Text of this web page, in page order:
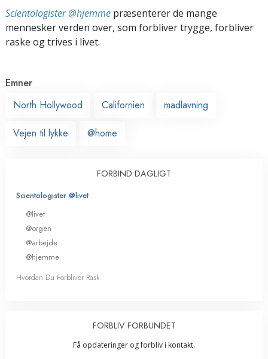
Scientologister @hjemme præsenterer de mange
mennesker verden over, som forbliver trygge, forbliver
raske og trives i livet.
Emner
North Hollywood
Californien madlavning
Vejen til lykke @home
FORBIND DAGLIGT
Scientologister @livet
@livet
@orgen
@arbejde
@hjemme
Hvordan Du Forbliver Rask
FORBLIV FORBUNDET
Få opdateringer og forbliv i kontakt.